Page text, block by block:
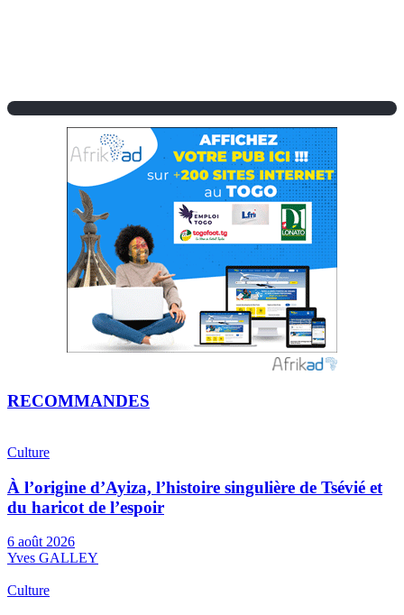
RECOMMANDES
Culture
À l’origine d’Ayiza, l’histoire singulière de Tsévié et
du haricot de l’espoir
6 août 2026
Yves GALLEY
Culture